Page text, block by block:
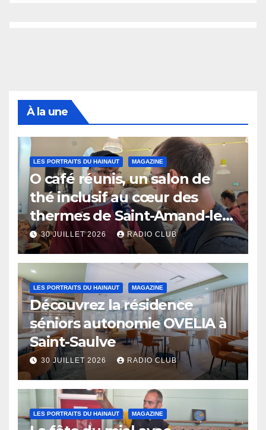
À la une
LES PORTRAITS DU HAINAUT MAGAZINE
O café réunis, un salon de
thé inclusif au cœur des
thermes de Saint-Amand-les-
Eaux
30 JUILLET 2026 RADIO CLUB
LES PORTRAITS DU HAINAUT MAGAZINE
Découvrez la résidence
séniors autonomie OVELIA à
Saint-Saulve
30 JUILLET 2026 RADIO CLUB
LES PORTRAITS DU HAINAUT MAGAZINE